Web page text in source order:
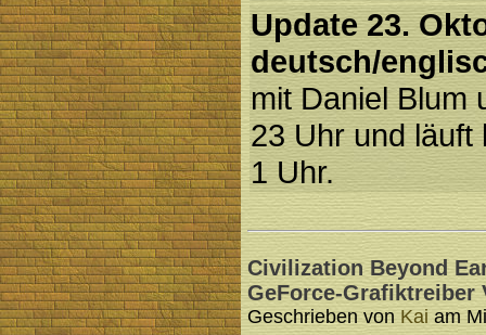
Update 23.
deutsch/
mit Daniel Blum
23 Uhr und läuft
1 Uhr.
Civilization Beyond
GeForce-Grafiktreiber
Geschrieben von Kai am